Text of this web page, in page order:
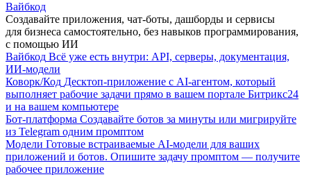
Вайбкод
Создавайте приложения, чат-боты, дашборды и сервисы
для бизнеса самостоятельно, без навыков программирования,
с помощью ИИ
Вайбкод Всё уже есть внутри: API, серверы, документация,
ИИ-модели
Коворк/Код Десктоп-приложение с AI-агентом, который
выполняет рабочие задачи прямо в вашем портале Битрикс24
и на вашем компьютере
Бот-платформа Создавайте ботов за минуты или мигрируйте
из Telegram одним промптом
Модели Готовые встраиваемые AI-модели для ваших
приложений и ботов. Опишите задачу промптом — получите
рабочее приложение